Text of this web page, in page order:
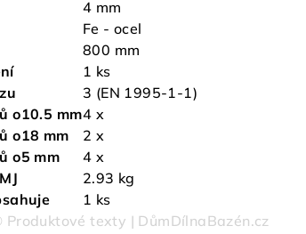
4 mm
Fe - ocel
800 mm
1 ks
3 (EN 1995-1-1)
o10.5 mm4 x
o18 mm
2 x
o5 mm
4 x
2.93 kg
1 ks
texty | DůmDílnaBazén.cz